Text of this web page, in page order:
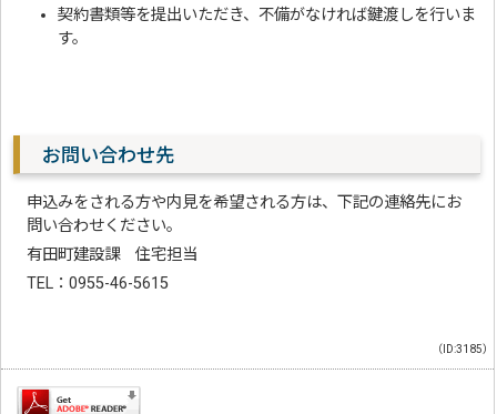
契約書類等を提出いただき、不備がなければ鍵渡しを行いま
す。
お問い合わせ先
申込みをされる方や内見を希望される方は、下記の連絡先にお
問い合わせください。
有田町建設課 住宅担当
TEL：0955-46-5615
（ID:3185）